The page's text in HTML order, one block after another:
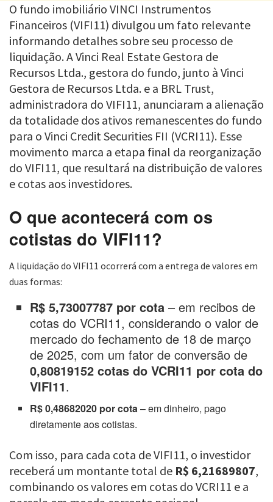
O fundo imobiliário VINCI Instrumentos
Financeiros (VIFI11) divulgou um fato relevante
informando detalhes sobre seu processo de
liquidação. A Vinci Real Estate Gestora de
Recursos Ltda., gestora do fundo, junto à Vinci
Gestora de Recursos Ltda. e a BRL Trust,
administradora do VIFI11, anunciaram a alienação
da totalidade dos ativos remanescentes do fundo
para o Vinci Credit Securities FII (VCRI11). Esse
movimento marca a etapa final da reorganização
do VIFI11, que resultará na distribuição de valores
e cotas aos investidores.
O que acontecerá com os
cotistas do VIFI11?
A liquidação do VIFI11 ocorrerá com a entrega de valores em
duas formas:
R$ 5,73007787 por cota – em recibos de
cotas do VCRI11, considerando o valor de
mercado do fechamento de 18 de março
de 2025, com um fator de conversão de
0,80819152 cotas do VCRI11 por cota do
VIFI11.
R$ 0,48682020 por cota– em dinheiro, pago
diretamente aos cotistas.
Com isso, para cada cota de VIFI11, o investidor
receberá um montante total de R$ 6,21689807,
combinando os valores em cotas do VCRI11 e a